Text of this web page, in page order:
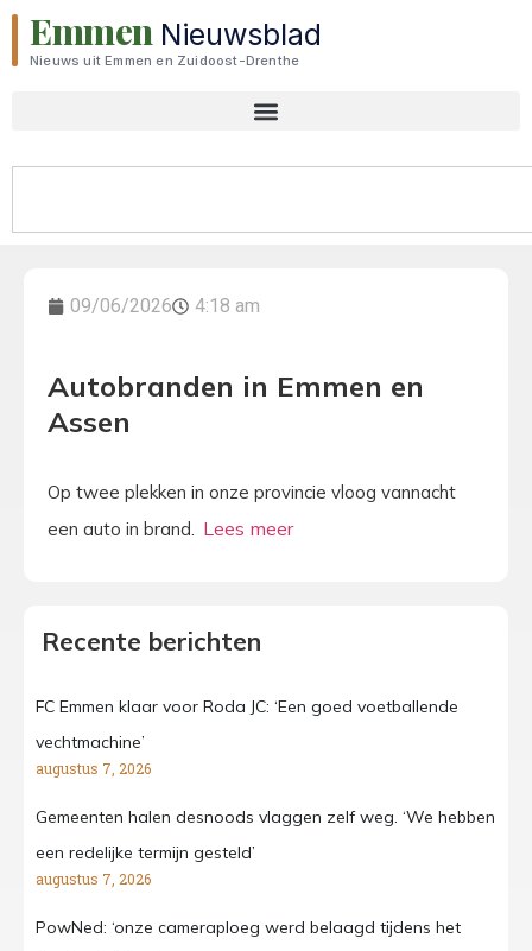
Emmen Nieuwsblad
Nieuws uit Emmen en Zuidoost-Drenthe
09/06/2026 4:18 am
Autobranden in Emmen en
Assen
Op twee plekken in onze provincie vloog vannacht
een auto in brand.
Recente berichten
FC Emmen klaar voor Roda JC: ‘Een goed voetballende
vechtmachine’
augustus 7, 2026
Gemeenten halen desnoods vlaggen zelf weg. ‘We hebben
een redelijke termijn gesteld’
augustus 7, 2026
PowNed: ‘onze cameraploeg werd belaagd tijdens het